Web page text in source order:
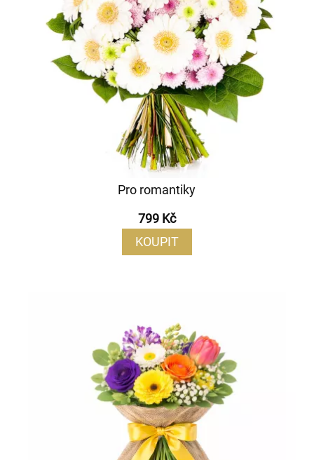
Pro romantiky
799 Kč
KOUPIT